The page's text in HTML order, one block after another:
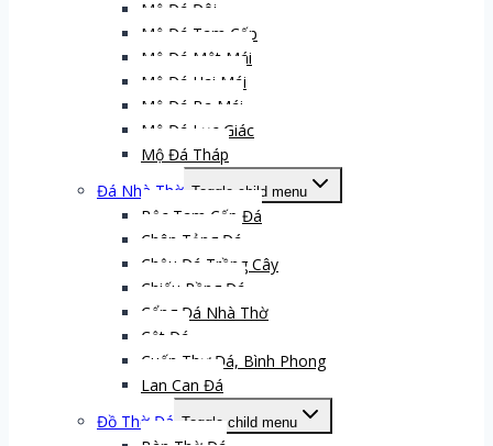
Mộ Đá Đôi
Mộ Đá Tam Cấp
Mộ Đá Một Mái
Mộ Đá Hai Mái
Mộ Đá Ba Mái
Mộ Đá Lục Giác
Mộ Đá Tháp
Đá Nhà Thờ Toggle child menu
Bậc Tam Cấp Đá
Chân Tảng Đá
Chậu Đá Trồng Cây
Chiếu Rồng Đá
Cổng Đá Nhà Thờ
Cột Đá
Cuốn Thư Đá, Bình Phong
Lan Can Đá
Đồ Thờ Đá Toggle child menu